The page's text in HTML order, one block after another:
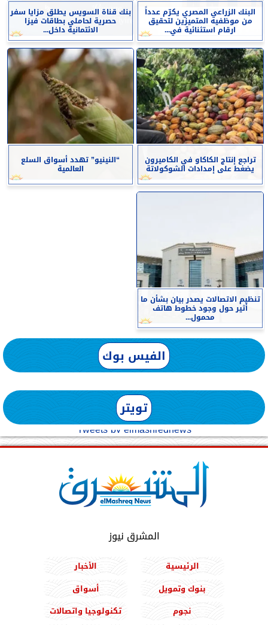
البنك الزراعي المصري يكرّم عدداً
من موظفيه المتميزين لتحقيق
ارقام استثنائية في...
بنك قناة السويس يطلق مزايا سفر
حصرية لحاملي بطاقات فيزا
الائتمانية داخل...
تراجع إنتاج الكاكاو في الكاميرون
يضغط على إمدادات الشوكولاتة
“النينيو” تهدد أسواق السلع
العالمية
تنظيم الاتصالات يصدر بيان بشأن ما
أثير حول وجود خطوط هاتف
محمول...
الفيس بوك
تويتر
Tweets by elmashreqnews
المشرق نيوز
الرئيسية
الأخبار
بنوك وتمويل
أسواق
نجوم
تكنولوجيا واتصالات